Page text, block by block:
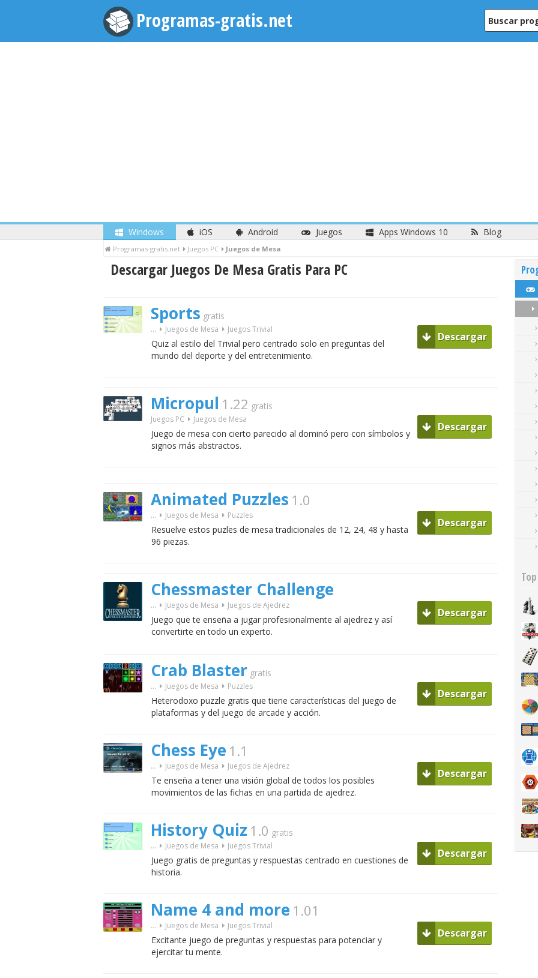
Programas-gratis.net
Windows iOS Android Juegos Apps Windows 10 Blog
Programas-gratis.net Juegos PC Juegos de Mesa
Descargar Juegos De Mesa Gratis Para PC
Sports gratis
... Juegos de Mesa Juegos Trivial
Quiz al estilo del Trivial pero centrado solo en preguntas del
mundo del deporte y del entretenimiento.
Descargar
Micropul 1.22 gratis
Juegos PC Juegos de Mesa
Juego de mesa con cierto parecido al dominó pero con símbolos y
signos más abstractos.
Descargar
Animated Puzzles 1.0
... Juegos de Mesa Puzzles
Resuelve estos puzles de mesa tradicionales de 12, 24, 48 y hasta
96 piezas.
Descargar
Chessmaster Challenge
... Juegos de Mesa Juegos de Ajedrez
Juego que te enseña a jugar profesionalmente al ajedrez y así
convertirte en todo un experto.
Descargar
Crab Blaster gratis
... Juegos de Mesa Puzzles
Heterodoxo puzzle gratis que tiene características del juego de
plataformas y del juego de arcade y acción.
Descargar
Chess Eye 1.1
... Juegos de Mesa Juegos de Ajedrez
Te enseña a tener una visión global de todos los posibles
movimientos de las fichas en una partida de ajedrez.
Descargar
History Quiz 1.0 gratis
... Juegos de Mesa Juegos Trivial
Juego gratis de preguntas y respuestas centrado en cuestiones de
historia.
Descargar
Name 4 and more 1.01
... Juegos de Mesa Juegos Trivial
Excitante juego de preguntas y respuestas para potenciar y
ejercitar tu mente.
Descargar